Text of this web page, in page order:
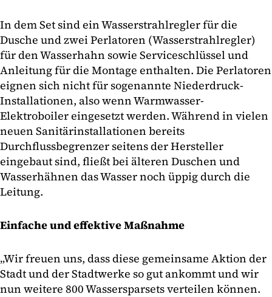
In dem Set sind ein Wasserstrahlregler für die
Dusche und zwei Perlatoren (Wasserstrahlregler)
für den Wasserhahn sowie Serviceschlüssel und
Anleitung für die Montage enthalten. Die Perlatoren
eignen sich nicht für sogenannte Niederdruck-
Installationen, also wenn Warmwasser-
Elektroboiler eingesetzt werden. Während in vielen
neuen Sanitärinstallationen bereits
Durchflussbegrenzer seitens der Hersteller
eingebaut sind, fließt bei älteren Duschen und
Wasserhähnen das Wasser noch üppig durch die
Leitung.
Einfache und effektive Maßnahme
„Wir freuen uns, dass diese gemeinsame Aktion der
Stadt und der Stadtwerke so gut ankommt und wir
nun weitere 800 Wassersparsets verteilen können.